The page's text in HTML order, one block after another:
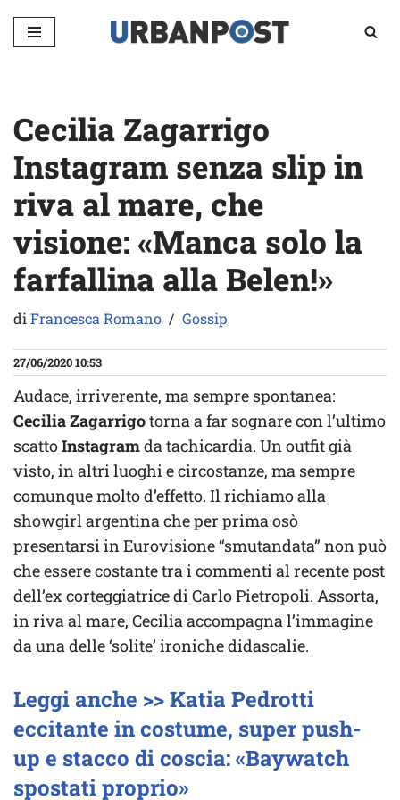
Vai
Cecilia Zagarrigo
Instagram senza slip in
riva al mare, che
visione: «Manca solo la
farfallina alla Belen!»
diFrancesca Romano Gossip
27/06/2020 10:53
Audace, irriverente, ma sempre spontanea:
Cecilia Zagarrigotorna a far sognare con l’ultimo
scattoInstagramda tachicardia. Un outfit già
visto, in altri luoghi e circostanze, ma sempre
comunque molto d’effetto. Il richiamo alla
showgirl argentina che per prima osò
presentarsi in Eurovisione “smutandata” non può
che essere costante tra i commenti al recente post
dell’ex corteggiatrice di Carlo Pietropoli. Assorta,
in riva al mare, Cecilia accompagna l’immagine
da una delle ‘solite’ ironiche didascalie.
Leggi anche >> Katia Pedrotti
eccitante in costume, super push-
up e stacco di coscia: «Baywatch
spostati proprio»